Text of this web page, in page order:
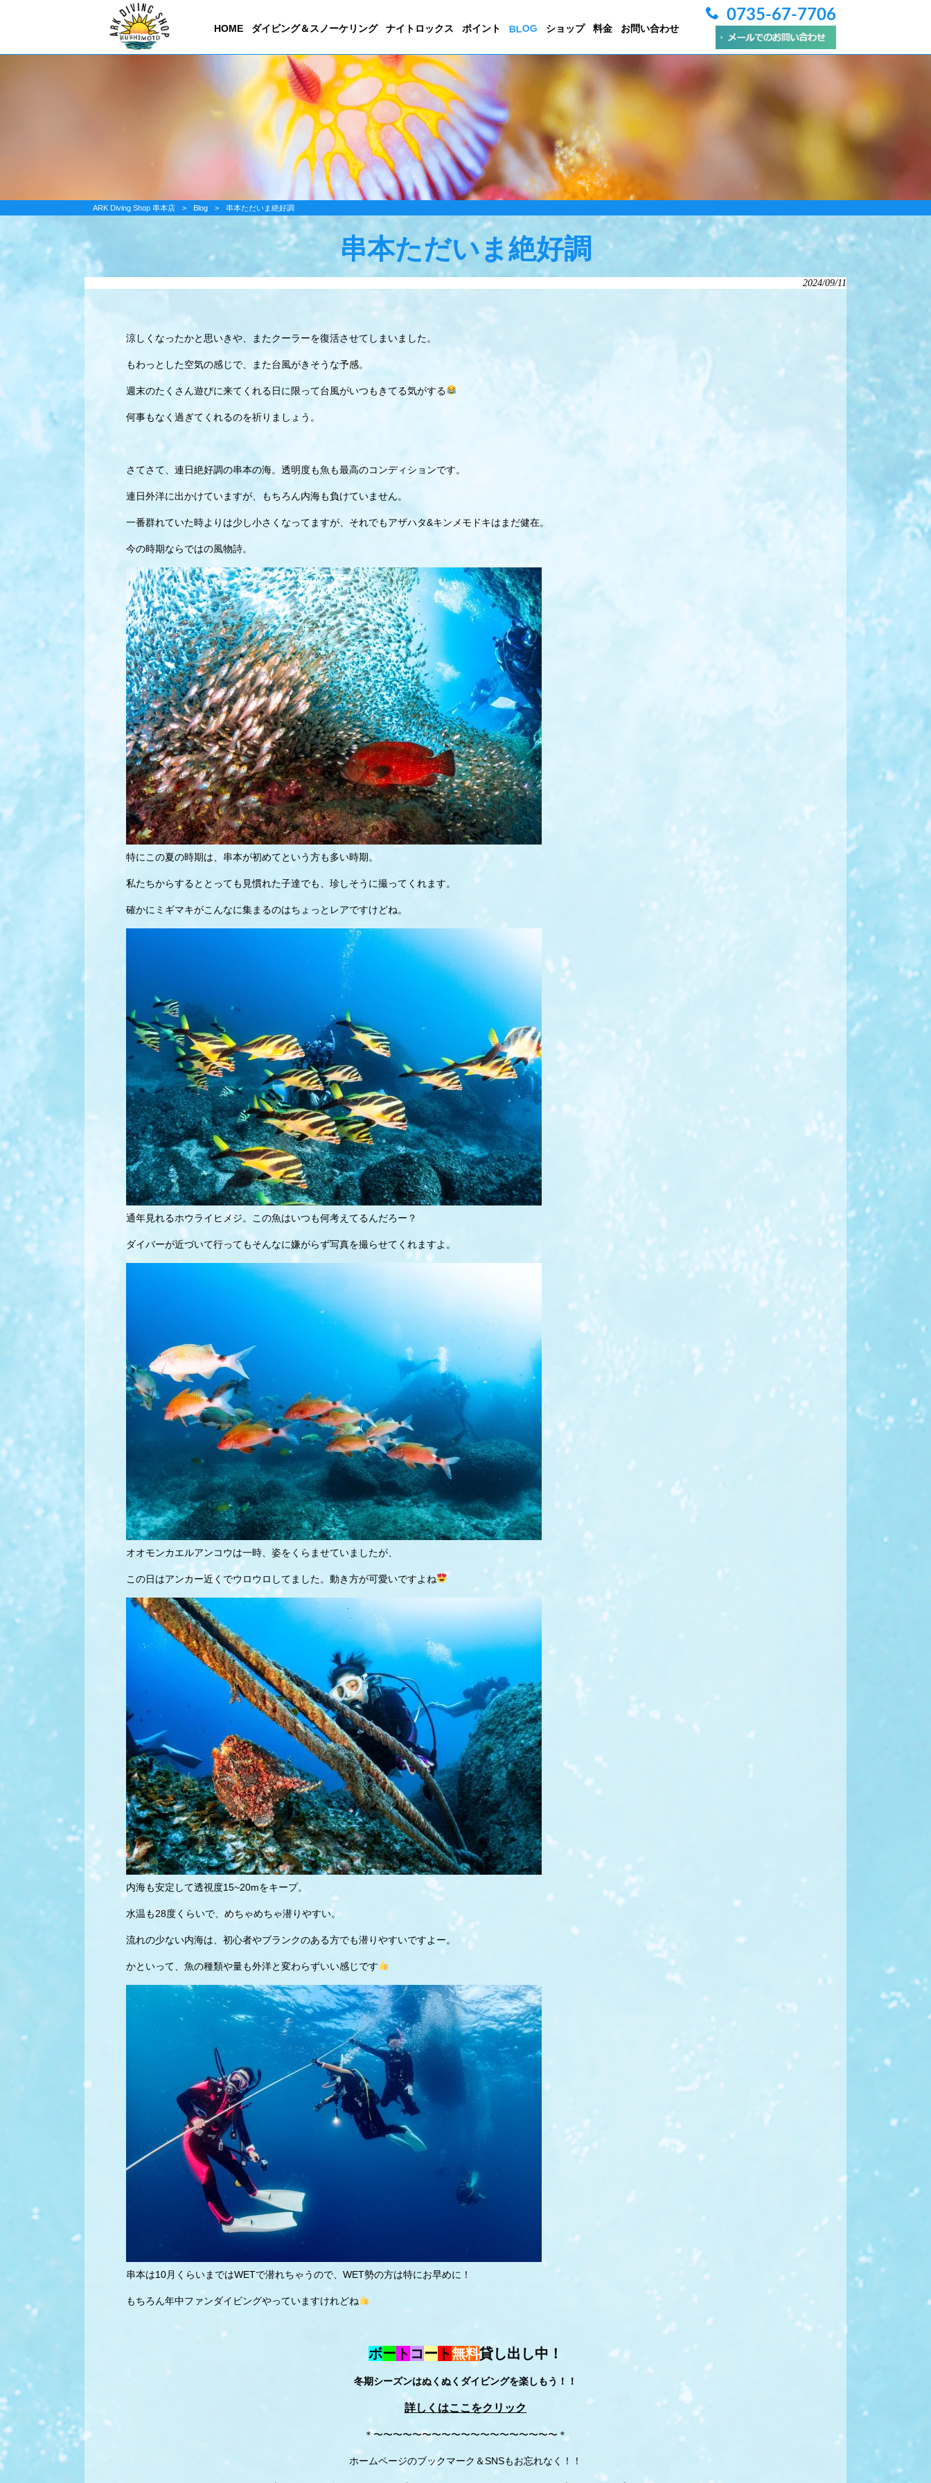
HOME ダイビング＆スノーケリング ナイトロックス ポイント BLOG ショップ 料金 お問い合わせ
0735-67-7706
ARK Diving Shop 串本店 > Blog > 串本ただいま絶好調
串本ただいま絶好調
2024/09/11
涼しくなったかと思いきや、またクーラーを復活させてしまいました。
もわっとした空気の感じで、また台風がきそうな予感。
週末のたくさん遊びに来てくれる日に限って台風がいつもきてる気がする
何事もなく過ぎてくれるのを祈りましょう。
さてさて、連日絶好調の串本の海。透明度も魚も最高のコンディションです。
連日外洋に出かけていますが、もちろん内海も負けていません。
一番群れていた時よりは少し小さくなってますが、それでもアザハタ&キンメモドキはまだ健在。
今の時期ならではの風物詩。
特にこの夏の時期は、串本が初めてという方も多い時期。
私たちからするととっても見慣れた子達でも、珍しそうに撮ってくれます。
確かにミギマキがこんなに集まるのはちょっとレアですけどね。
通年見れるホウライヒメジ。この魚はいつも何考えてるんだろー？
ダイバーが近づいて行ってもそんなに嫌がらず写真を撮らせてくれますよ。
オオモンカエルアンコウは一時、姿をくらませていましたが、
この日はアンカー近くでウロウロしてました。動き方が可愛いですよね
内海も安定して透視度15~20mをキープ。
水温も28度くらいで、めちゃめちゃ潜りやすい。
流れの少ない内海は、初心者やブランクのある方でも潜りやすいですよー。
かといって、魚の種類や量も外洋と変わらずいい感じです
串本は10月くらいまではWETで潜れちゃうので、WET勢の方は特にお早めに！
もちろん年中ファンダイビングやっていますけれどね
ボー ト コー ト無料貸し出し中！
冬期シーズンはぬくぬくダイビングを楽しもう！！
詳しくはここをクリック
＊〜〜〜〜〜〜〜〜〜〜〜〜〜〜〜〜〜〜〜＊
ホームページのブックマーク＆SNSもお忘れなく！！